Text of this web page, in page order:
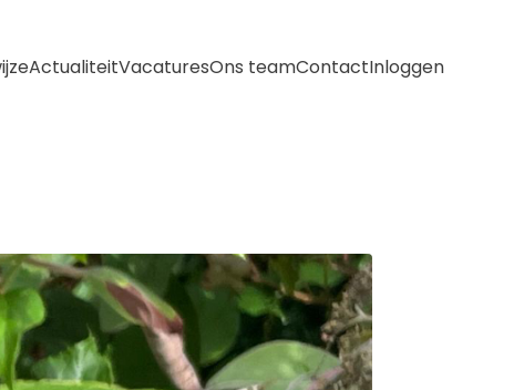
ActualiteitVacaturesOns teamContactInloggen